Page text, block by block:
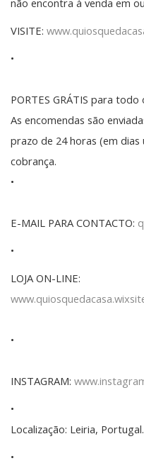
não encontra à venda em
VISITE:
•
PORTES GRÁTIS para
As encomendas são
prazo de 24 horas (em
cobrança.
•
E-MAIL PARA CONTACTO:
•
LOJA ON-LINE:
•
INSTAGRAM:
•
Localização: Leiria, Portugal.
•